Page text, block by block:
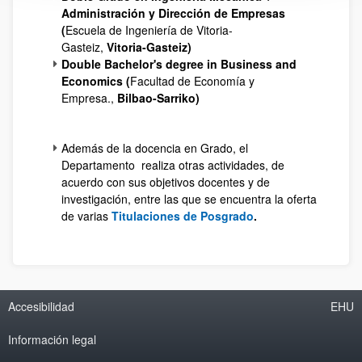
Administración y Dirección de Empresas
(Escuela de Ingeniería de Vitoria-
Gasteiz, Vitoria-Gasteiz)
Double Bachelor's degree in Business and
Economics (Facultad de Economía y
Empresa., Bilbao-Sarriko)
Además de la docencia en Grado, el
Departamento realiza otras actividades, de
acuerdo con sus objetivos docentes y de
investigación, entre las que se encuentra la oferta
de varias Titulaciones de Posgrado.
Accesibilidad
Información legal
EHU